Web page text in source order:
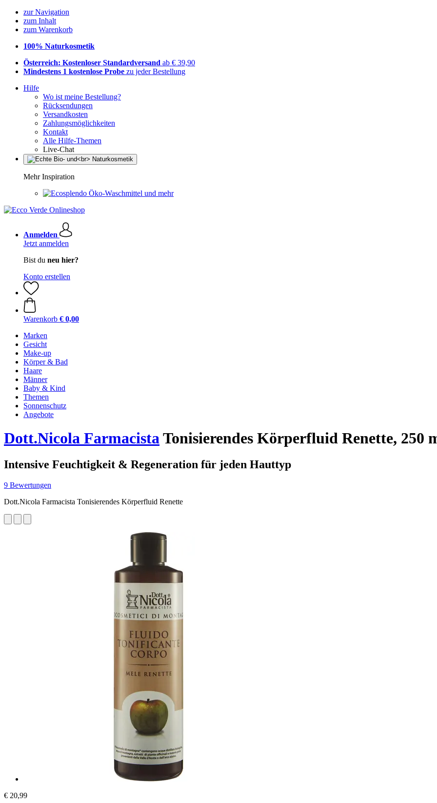
zur Navigation
zum Inhalt
zum Warenkorb
100% Naturkosmetik
Österreich: Kostenloser Standardversand ab € 39,90
Mindestens 1 kostenlose Probe zu jeder Bestellung
Hilfe
Wo ist meine Bestellung?
Rücksendungen
Versandkosten
Zahlungsmöglichkeiten
Kontakt
Alle Hilfe-Themen
Live-Chat
Mehr Inspiration
Öko-Waschmittel und mehr
Anmelden
Jetzt anmelden
Bist du neu hier?
Konto erstellen
Warenkorb € 0,00
Marken
Gesicht
Make-up
Körper & Bad
Haare
Männer
Baby & Kind
Themen
Sonnenschutz
Angebote
Dott.Nicola FarmacistaTonisierendes Körperfluid Renette, 250
Intensive Feuchtigkeit & Regeneration für jeden Hauttyp
9 Bewertungen
Dott.Nicola Farmacista Tonisierendes Körperfluid Renette
€ 20,99